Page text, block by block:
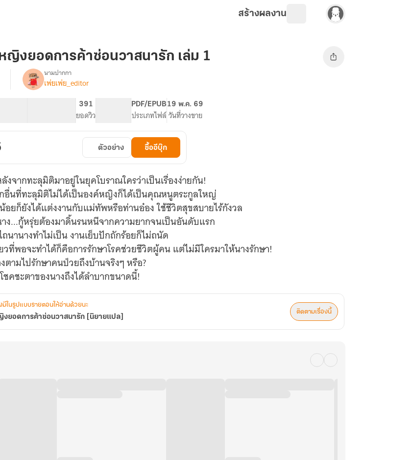
สร้างผลงาน
ญิงยอดการค้าซ่อนวาสนารัก เล่ม 1
นามปากกา
เพ่ยเพ่ย_editor
391
ยอดวิว
PDF/EPUB
ประเภทไฟล์
19 พ.ค. 69
วันที่วางขาย
ตัวอย่าง ซื้ออีบุ๊ก
งจากทะลุมิติมาอยู่ในยุคโบราณใครว่าเป็นเรื่องง่ายกัน!
อื่นที่ทะลุมิติไม่ได้เป็นองค์หญิงก็ได้เป็นคุณหนูตระกูลใหญ่
อยก็ยังได้แต่งงานกับแม่ทัพหรือท่านอ๋อง ใช้ชีวิตสุขสบายไร้กังวล
ง...กู้หรุ่ยต้องมาดิ้นรนหนีจากความยากจนเป็นอันดับแรก
ถนานางทำไม่เป็น งานเย็บปักถักร้อยก็ไม่ถนัด
วที่พอจะทำได้ก็คือการรักษาโรคช่วยชีวิตผู้คน แต่ไม่มีใครมาให้นางรักษา!
ตามไปรักษาคนป่วยถึงบ้านจริงๆ หรือ?
ชคชะตาของนางถึงได้ลำบากขนาดนี้!
มีในรูปแบบรายตอนให้อ่านด้วยนะ
ยอดการค้าซ่อนวาสนารัก [นิยายแปล]
ติดตามเรื่องนี้